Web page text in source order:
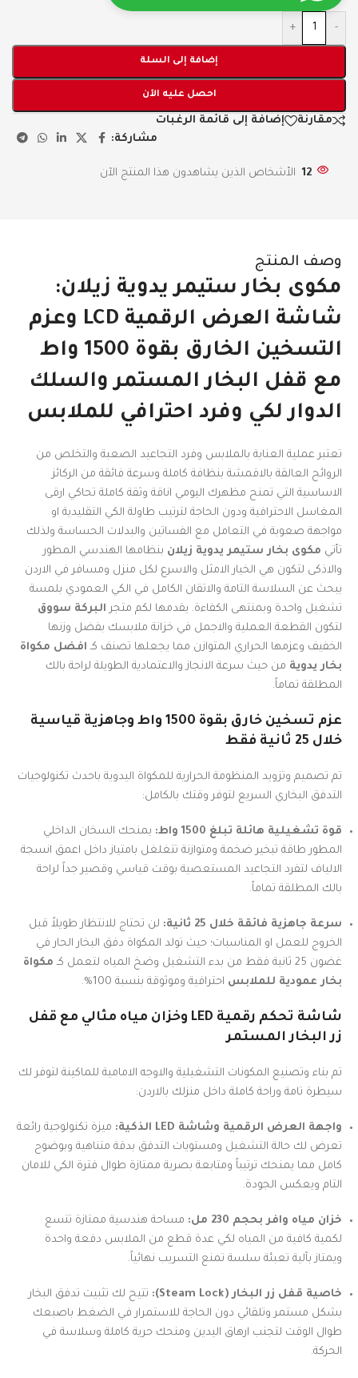
-
+
إضافة إلى السلة
احصل عليه الآن
مقارنة
إضافة إلى قائمة الرغبات
مشاركة:
12 الأشخاص الذين يشاهدون هذا المنتج الآن
وصف المنتج
مكوى بخار ستيمر يدوية زيلان:
شاشة العرض الرقمية LCD وعزم
التسخين الخارق بقوة 1500 واط
مع قفل البخار المستمر والسلك
الدوار لكي وفرد احترافي للملابس
تعتبر عملية العناية بالملابس وفرد التجاعيد الصعبة والتخلص من
الروائح العالقة بالاقمشة بنظافة كاملة وسرعة فائقة من الركائز
الاساسية التي تمنح مظهرك اليومي اناقة وثقة كاملة تحاكي ارقى
المغاسل الاحترافية ودون الحاجة لترتيب طاولة الكي التقليدية او
مواجهة صعوبة في التعامل مع الفساتين والبدلات الحساسة ولذلك
تأتي مكوى بخار ستيمر يدوية زيلان بنظامها الهندسي المطور
والاذكى لتكون هي الخيار الامثل والاسرع لكل منزل ومسافر في الاردن
يبحث عن السلاسة التامة والاتقان الكامل في الكي العمودي بلمسة
تشغيل واحدة وبمنتهى الكفاءة. يقدمها لكم متجر البركة سووق
لتكون القطعة العملية والاجمل في خزانة ملابسك بفضل وزنها
الخفيف وعزمها الحراري المتوازن مما يجعلها تصنف كـ افضل مكواة
بخار يدوية من حيث سرعة الانجاز والاعتمادية الطويلة لراحة بالك
المطلقة تماماً.
عزم تسخين خارق بقوة 1500 واط وجاهزية قياسية
خلال 25 ثانية فقط
تم تصميم وتزويد المنظومة الحرارية للمكواة اليدوية باحدث تكنولوجيات
التدفق البخاري السريع لتوفر وقتك بالكامل:
قوة تشغيلية هائلة تبلغ 1500 واط:
يمنحك السخان الداخلي
المطور طاقة تبخير ضخمة ومتوازنة تتغلغل بامتياز داخل اعمق انسجة
الالياف لتفرد التجاعيد المستعصية بوقت قياسي وقصير جداً لراحة
بالك المطلقة تماماً.
سرعة جاهزية فائقة خلال 25 ثانية:
لن تحتاج للانتظار طويلاً قبل
الخروج للعمل او المناسبات؛ حيث تولد المكواة دفق البخار الحار في
غضون 25 ثانية فقط من بدء التشغيل وضخ المياه لتعمل كـ
مكواة
بخار عمودية للملابس احترافية وموثوقة بنسبة 100%.
شاشة تحكم رقمية LED وخزان مياه مثالي مع قفل
زر البخار المستمر
تم بناء وتصنيع المكونات التشغيلية والاوجه الامامية للماكينة لتوفر لك
سيطرة تامة وراحة كاملة داخل منزلك بالاردن:
واجهة العرض الرقمية وشاشة LED الذكية:
ميزة تكنولوجية رائعة
تعرض لك حالة التشغيل ومستويات التدفق بدقة متناهية وبوضوح
كامل مما يمنحك ترتيباً ومتابعة بصرية ممتازة طوال فترة الكي للامان
التام ويعكس الجودة.
خزان مياه وافر بحجم 230 مل:
مساحة هندسية ممتازة تتسع
لكمية كافية من المياه لكي عدة قطع من الملابس دفعة واحدة
ويمتاز بآلية تعبئة سلسة تمنع التسريب نهائياً.
خاصية قفل زر البخار (Steam Lock):
تتيح لك تثبيت تدفق البخار
بشكل مستمر وتلقائي دون الحاجة للاستمرار في الضغط باصبعك
طوال الوقت لتجنب ارهاق اليدين ومنحك حرية كاملة وسلاسة في
الحركة.